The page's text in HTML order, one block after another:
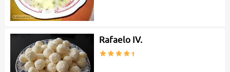
Rafaelo IV.